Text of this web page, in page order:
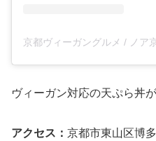
ヴィーガン対応の天ぷら丼が
アクセス： 京都市東山区博